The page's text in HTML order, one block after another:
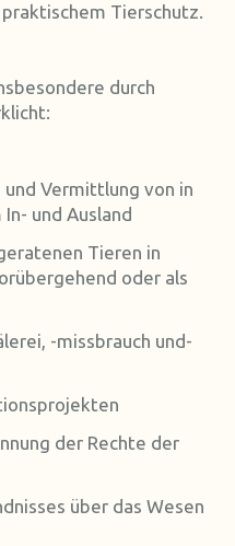
Tierschutz.
durch
Vermittlung von in
und Ausland
Tieren in
oder als
-missbrauch und-
der Rechte der
über das Wesen